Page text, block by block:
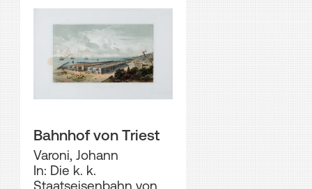
Bahnhof von Triest
Varoni, Johann
In: Die k. k.
Staatseisenbahn von